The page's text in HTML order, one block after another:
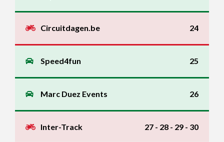
Circuitdagen.be 24
Speed4fun 25
Marc Duez Events 26
Inter-Track 27 - 28 - 29 - 30